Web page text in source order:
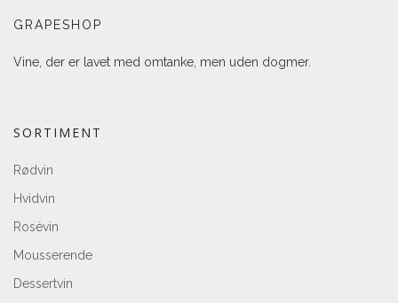
GRAPESHOP
Vine, der er lavet med omtanke, men uden dogmer.
SORTIMENT
Rødvin
Hvidvin
Rosévin
Mousserende
Dessertvin